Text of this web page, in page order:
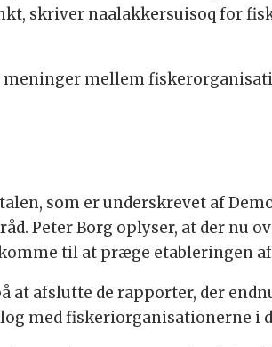
skriver naalakkersuisoq for
mellem
som er underskrevet af
Peter Borg oplyser, at der nu
til at præge etableringen af
at afslutte de rapporter, der
med fiskeriorganisationerne i